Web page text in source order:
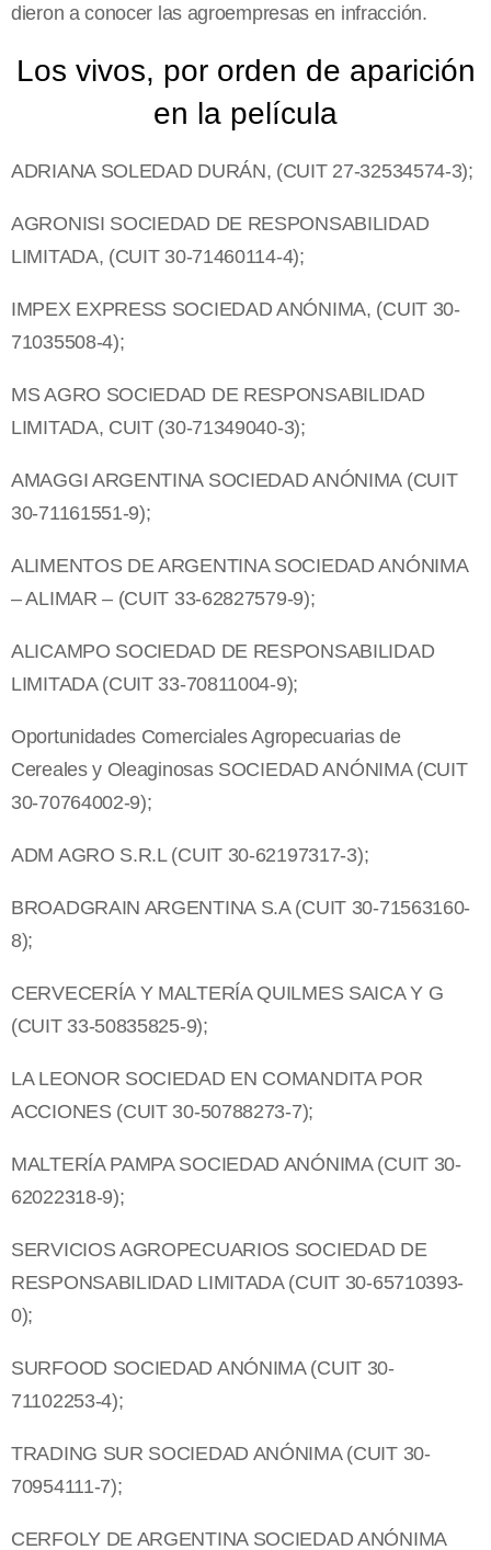
dieron a conocer las agroempresas en infracción.
Los vivos, por orden de aparición
en la película
ADRIANA SOLEDAD DURÁN, (CUIT 27-32534574-3);
AGRONISI SOCIEDAD DE RESPONSABILIDAD
LIMITADA, (CUIT 30-71460114-4);
IMPEX EXPRESS SOCIEDAD ANÓNIMA, (CUIT 30-
71035508-4);
MS AGRO SOCIEDAD DE RESPONSABILIDAD
LIMITADA, CUIT (30-71349040-3);
AMAGGI ARGENTINA SOCIEDAD ANÓNIMA (CUIT
30-71161551-9);
ALIMENTOS DE ARGENTINA SOCIEDAD ANÓNIMA
– ALIMAR – (CUIT 33-62827579-9);
ALICAMPO SOCIEDAD DE RESPONSABILIDAD
LIMITADA (CUIT 33-70811004-9);
Oportunidades Comerciales Agropecuarias de
Cereales y Oleaginosas SOCIEDAD ANÓNIMA (CUIT
30-70764002-9);
ADM AGRO S.R.L (CUIT 30-62197317-3);
BROADGRAIN ARGENTINA S.A (CUIT 30-71563160-
8);
CERVECERÍA Y MALTERÍA QUILMES SAICA Y G
(CUIT 33-50835825-9);
LA LEONOR SOCIEDAD EN COMANDITA POR
ACCIONES (CUIT 30-50788273-7);
MALTERÍA PAMPA SOCIEDAD ANÓNIMA (CUIT 30-
62022318-9);
SERVICIOS AGROPECUARIOS SOCIEDAD DE
RESPONSABILIDAD LIMITADA (CUIT 30-65710393-
0);
SURFOOD SOCIEDAD ANÓNIMA (CUIT 30-
71102253-4);
TRADING SUR SOCIEDAD ANÓNIMA (CUIT 30-
70954111-7);
CERFOLY DE ARGENTINA SOCIEDAD ANÓNIMA